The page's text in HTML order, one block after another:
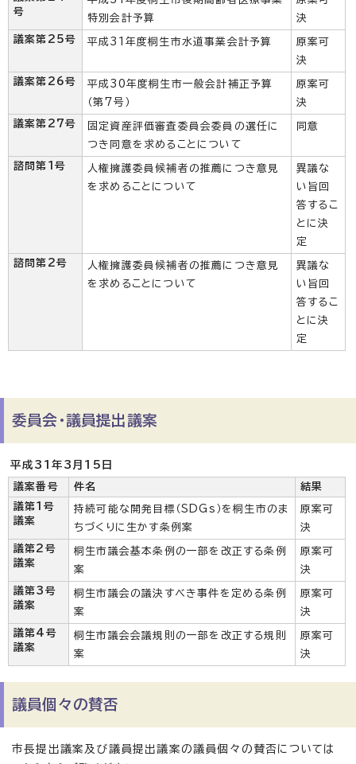
号
特別会計予算
決
議案第25号 平成31年度桐生市水道事業会計予算
原案可
決
議案第26号
平成30年度桐生市一般会計補正予算
（第7号）
原案可
決
議案第27号
固定資産評価審査委員会委員の選任に
つき同意を求めることについて
同意
諮問第1号
人権擁護委員候補者の推薦につき意見
を求めることについて
異議な
い旨回
答するこ
とに決
定
諮問第2号
人権擁護委員候補者の推薦につき意見
を求めることについて
異議な
い旨回
答するこ
とに決
定
委員会・議員提出議案
平成31年3月15日
議案番号 件名
結果
議第1号
議案
持続可能な開発目標（SDGs）を桐生市のま
ちづくりに生かす条例案
原案可
決
議第2号
議案
桐生市議会基本条例の一部を改正する条例
案
原案可
決
議第3号
議案
桐生市議会の議決すべき事件を定める条例
案
原案可
決
議第4号
議案
桐生市議会会議規則の一部を改正する規則
案
原案可
決
議員個々の賛否
市長提出議案及び議員提出議案の議員個々の賛否については